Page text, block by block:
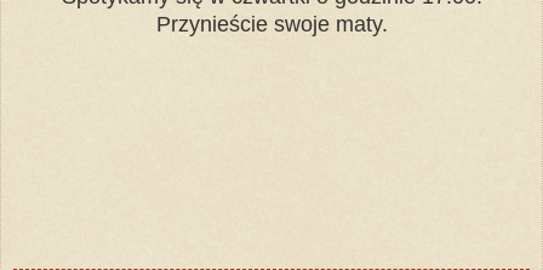
Przynieście swoje maty.